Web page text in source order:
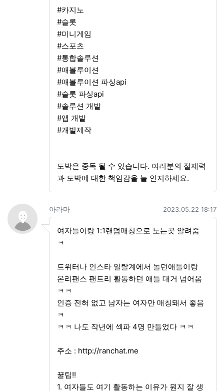
#카지노
#슬롯
#미니게임
#스포츠
#통합솔루션
#애볼루이션
#애볼루이션 파싱api
#슬롯 파싱api
#솔루션 개발
#앱 개발
#개발제작
도박은 중독 될 수 있습니다. 여러분의 절제력
과 도박에 대한 책임감을 늘 인지하세요.
아라마님의 댓글
아라마 작성일
2023.05.22 18:17
여자들이랑 1:1랜덤매칭으로 노는곳 알려줌
ㅋ
트위터나 인스타 일탈계에서 놀던애들이랑
온리팬스 팬트리 활동하던 애들 대거 넘어옴
ㅋㅋ
인증 전혀 없고 남자는 여자만 매칭돼서 좋음
ㅋ
ㅋㅋ 나도 작년에 섹파 4명 만들었다 ㅋㅋ
주소 : http://ranchat.me
꿀팁!!
1. 여자들도 여기 활동하는 이유가 뭔지 잘 생